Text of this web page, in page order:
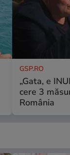
GSP.RO
„Gata, e
cere 3
România